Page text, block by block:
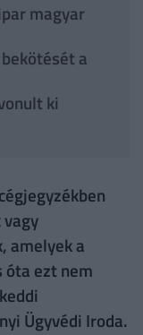
magyar
a
ki
amelyek a
ezt nem
Ügyvédi Iroda.